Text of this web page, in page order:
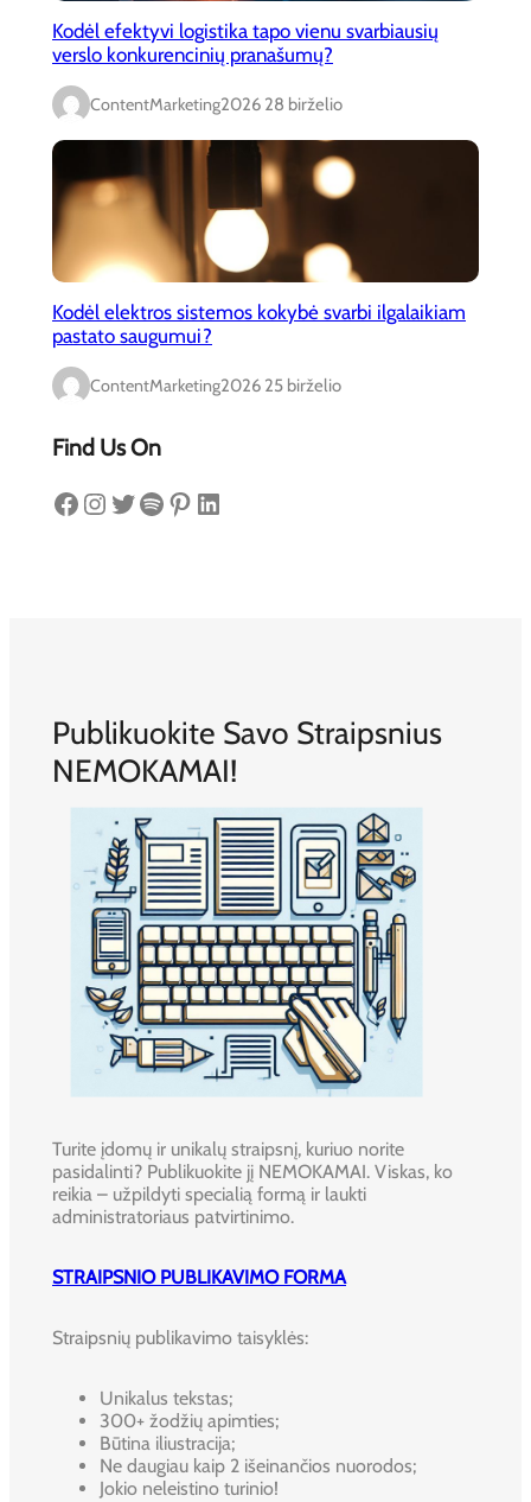
Kodėl efektyvi logistika tapo vienu svarbiausių
verslo konkurencinių pranašumų?
ContentMarketing2026 28 birželio
Kodėl elektros sistemos kokybė svarbi ilgalaikiam
pastato saugumui?
ContentMarketing2026 25 birželio
Find Us On
Facebook Instagram Twitter Spotify Pinterest LinkedIn
Publikuokite Savo Straipsnius
NEMOKAMAI!
Turite įdomų ir unikalų straipsnį, kuriuo norite
pasidalinti? Publikuokite jį NEMOKAMAI. Viskas, ko
reikia – užpildyti specialią formą ir laukti
administratoriaus patvirtinimo.
STRAIPSNIO PUBLIKAVIMO FORMA
Straipsnių publikavimo taisyklės:
Unikalus tekstas;
300+ žodžių apimties;
Būtina iliustracija;
Ne daugiau kaip 2 išeinančios nuorodos;
Jokio neleistino turinio!